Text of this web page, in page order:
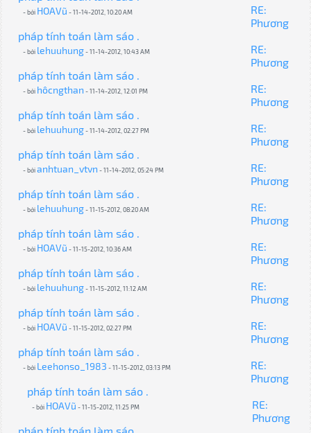
- bởi HOAVũ - 11-14-2012, 10:20 AM
RE:
Phương
pháp tính toán làm sáo .
- bởi lehuuhung- 11-14-2012, 10:43 AM
RE:
Phương
pháp tính toán làm sáo .
- bởi hôcngthan - 11-14-2012, 12:01 PM
RE:
Phương
pháp tính toán làm sáo .
- bởi lehuuhung- 11-14-2012, 02:27 PM
RE:
Phương
pháp tính toán làm sáo .
- bởianhtuan_vtvn - 11-14-2012, 05:24 PM
RE:
Phương
pháp tính toán làm sáo .
- bởi lehuuhung- 11-15-2012, 08:20 AM
RE:
Phương
pháp tính toán làm sáo .
- bởi HOAVũ - 11-15-2012, 10:36 AM
RE:
Phương
pháp tính toán làm sáo .
- bởi lehuuhung- 11-15-2012, 11:12 AM
RE:
Phương
pháp tính toán làm sáo .
- bởi HOAVũ - 11-15-2012, 02:27 PM
RE:
Phương
pháp tính toán làm sáo .
- bởi Leehonso_1983 - 11-15-2012, 03:13 PM
RE:
Phương
pháp tính toán làm sáo .
- bởi HOAVũ - 11-15-2012, 11:25 PM
RE:
Phương